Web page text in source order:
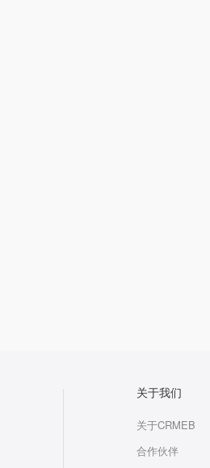
关于我们
关于CRMEB
合作伙伴